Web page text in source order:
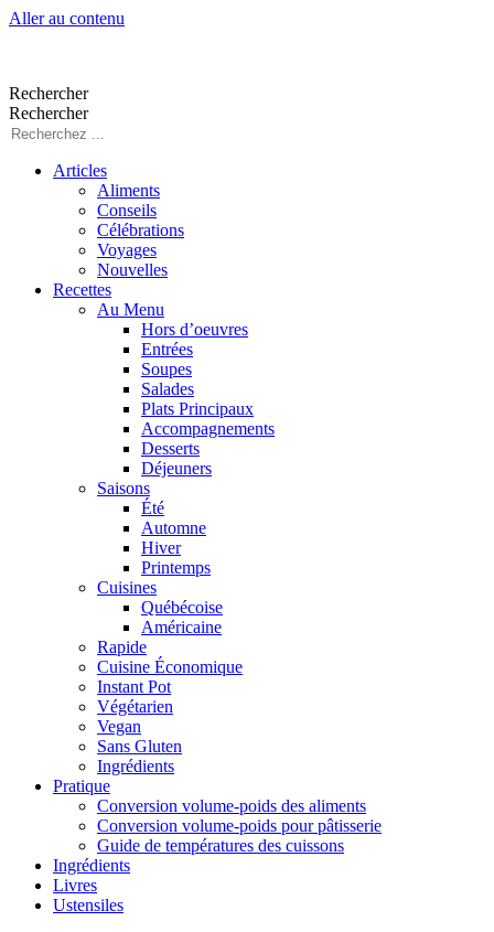
Aller au contenu
Rechercher
Rechercher
Articles
Aliments
Conseils
Célébrations
Voyages
Nouvelles
Recettes
Au Menu
Hors d’oeuvres
Entrées
Soupes
Salades
Plats Principaux
Accompagnements
Desserts
Déjeuners
Saisons
Été
Automne
Hiver
Printemps
Cuisines
Québécoise
Américaine
Rapide
Cuisine Économique
Instant Pot
Végétarien
Vegan
Sans Gluten
Ingrédients
Pratique
Conversion volume-poids des aliments
Conversion volume-poids pour pâtisserie
Guide de températures des cuissons
Ingrédients
Livres
Ustensiles